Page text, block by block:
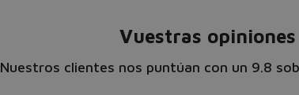
Vuestras opiniones
Nuestros clientes nos puntúan con un 9.8